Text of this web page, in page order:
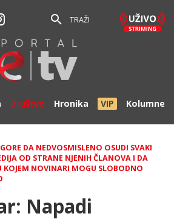
TRAŽI
Društvo Hronika VIP Kolumne
DA NEDVOSMISLENO OSUDI SVAKI
OD STRANE NJENIH ČLANOVA I DA
KOJEM NOVINARI MOGU SLOBODNO
Napadi